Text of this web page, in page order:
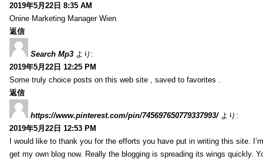
2019年5月22日 8:35 AM
Onine Marketing Manager Wien
返信
Search Mp3 より:
2019年5月22日 12:25 PM
Some truly choice posts on this web site , saved to favorites .
返信
https://www.pinterest.com/pin/745697650779337993/ より:
2019年5月22日 12:53 PM
I would like to thank you for the efforts you have put in writing this site.
get my own blog now. Really the blogging is spreading its wings quickly.